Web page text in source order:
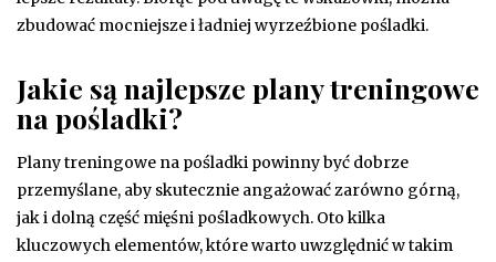
zbudować mocniejsze i ładniej wyrzeźbione pośladki.
Jakie są najlepsze plany treningowe
na pośladki?
Plany treningowe na pośladki powinny być dobrze
przemyślane, aby skutecznie angażować zarówno górną,
jak i dolną część mięśni pośladkowych. Oto kilka
kluczowych elementów, które warto uwzględnić w takim